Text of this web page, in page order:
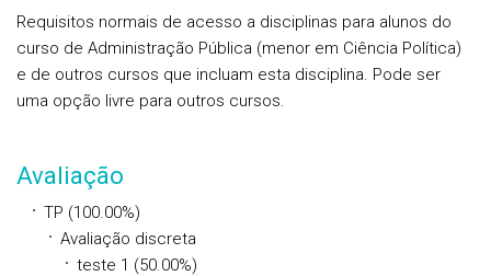
Requisitos normais de acesso a disciplinas para alunos do
curso de Administração Pública (menor em Ciência Política)
e de outros cursos que incluam esta disciplina. Pode ser
uma opção livre para outros cursos.
Avaliação
TP (100.00%)
Avaliação discreta
teste 1 (50.00%)